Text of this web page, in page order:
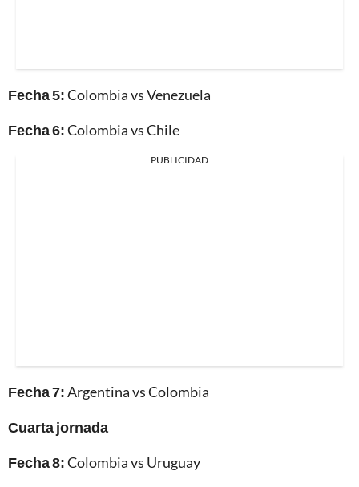
Fecha 5:Colombia vs Venezuela
Fecha 6:Colombia vs Chile
PUBLICIDAD
Fecha 7:Argentina vs Colombia
Cuarta jornada
Fecha 8:Colombia vs Uruguay